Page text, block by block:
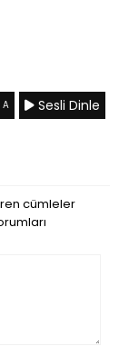
A Sesli Dinle
cümleler